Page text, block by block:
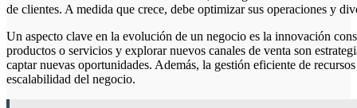
de clientes. A medida que crece, debe optimizar sus operaciones y
Un aspecto clave en la evolución de un negocio es la innovación
productos o servicios y explorar nuevos canales de venta son
captar nuevas oportunidades. Además, la gestión eficiente de
escalabilidad del negocio.